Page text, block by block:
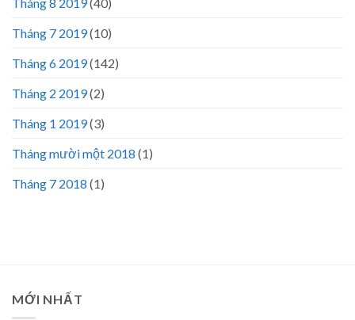
Tháng 7 2019(10)
Tháng 6 2019(142)
Tháng 2 2019(2)
Tháng 1 2019(3)
Tháng mười một 2018 (1)
Tháng 7 2018 (1)
MỚI NHẤT